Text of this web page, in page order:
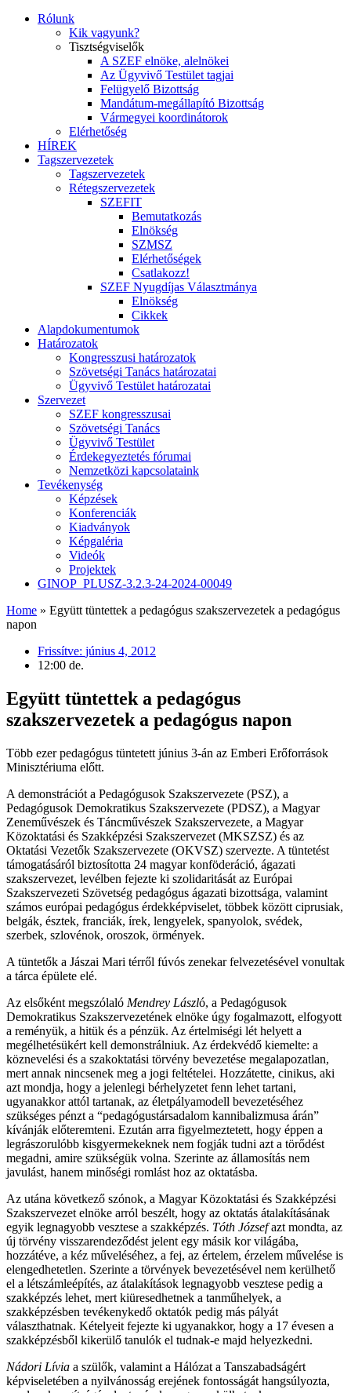
Rólunk
Kik vagyunk?
Tisztségviselők
A SZEF elnöke, alelnökei
Az Ügyvivő Testület tagjai
Felügyelő Bizottság
Mandátum-megállapító Bizottság
Vármegyei koordinátorok
Elérhetőség
HÍREK
Tagszervezetek
Tagszervezetek
Rétegszervezetek
SZEFIT
Bemutatkozás
Elnökség
SZMSZ
Elérhetőségek
Csatlakozz!
SZEF Nyugdíjas Választmánya
Elnökség
Cikkek
Alapdokumentumok
Határozatok
Kongresszusi határozatok
Szövetségi Tanács határozatai
Ügyvivő Testület határozatai
Szervezet
SZEF kongresszusai
Szövetségi Tanács
Ügyvivő Testület
Érdekegyeztetés fórumai
Nemzetközi kapcsolataink
Tevékenység
Képzések
Konferenciák
Kiadványok
Képgaléria
Videók
Projektek
GINOP_PLUSZ-3.2.3-24-2024-00049
Home » Együtt tüntettek a pedagógus szakszervezetek a pedagógus
napon
Frissítve: június 4, 2012
12:00 de.
Együtt tüntettek a pedagógus
szakszervezetek a pedagógus napon
Több ezer pedagógus tüntetett június 3-án az Emberi Erőforrások
Minisztériuma előtt.
A demonstrációt a Pedagógusok Szakszervezete (PSZ), a
Pedagógusok Demokratikus Szakszervezete (PDSZ), a Magyar
Zeneművészek és Táncművészek Szakszervezete, a Magyar
Közoktatási és Szakképzési Szakszervezet (MKSZSZ) és az
Oktatási Vezetők Szakszervezete (OKVSZ) szervezte. A tüntetést
támogatásáról biztosította 24 magyar konföderáció, ágazati
szakszervezet, levélben fejezte ki szolidaritását az Európai
Szakszervezeti Szövetség pedagógus ágazati bizottsága, valamint
számos európai pedagógus érdekképviselet, többek között ciprusiak,
belgák, észtek, franciák, írek, lengyelek, spanyolok, svédek,
szerbek, szlovénok, oroszok, örmények.
A tüntetők a Jászai Mari térről fúvós zenekar felvezetésével vonultak
a tárca épülete elé.
Az elsőként megszólaló Mendrey László, a Pedagógusok
Demokratikus Szakszervezetének elnöke úgy fogalmazott, elfogyott
a reményük, a hitük és a pénzük. Az értelmiségi lét helyett a
megélhetésükért kell demonstrálniuk. Az érdekvédő kiemelte: a
köznevelési és a szakoktatási törvény bevezetése megalapozatlan,
mert annak nincsenek meg a jogi feltételei. Hozzátette, cinikus, aki
azt mondja, hogy a jelenlegi bérhelyzetet fenn lehet tartani,
ugyanakkor attól tartanak, az életpályamodell bevezetéséhez
szükséges pénzt a “pedagógustársadalom kannibalizmusa árán”
kívánják előteremteni. Ezután arra figyelmeztetett, hogy éppen a
legrászorulóbb kisgyermekeknek nem fogják tudni azt a törődést
megadni, amire szükségük volna. Szerinte az államosítás nem
javulást, hanem minőségi romlást hoz az oktatásba.
Az utána következő szónok, a Magyar Közoktatási és Szakképzési
Szakszervezet elnöke arról beszélt, hogy az oktatás átalakításának
egyik legnagyobb vesztese a szakképzés. Tóth Józsefazt mondta, az
új törvény visszarendeződést jelent egy másik kor világába,
hozzátéve, a kéz műveléséhez, a fej, az értelem, érzelem művelése is
elengedhetetlen. Szerinte a törvények bevezetésével nem kerülhető
el a létszámleépítés, az átalakítások legnagyobb vesztese pedig a
szakképzés lehet, mert kiüresedhetnek a tanműhelyek, a
szakképzésben tevékenykedő oktatók pedig más pályát
választhatnak. Kételyeit fejezte ki ugyanakkor, hogy a 17 évesen a
szakképzésből kikerülő tanulók el tudnak-e majd helyezkedni.
Nádori Lívia a szülők, valamint a Hálózat a Tanszabadságért
képviseletében a nyilvánosság erejének fontosságát hangsúlyozta,